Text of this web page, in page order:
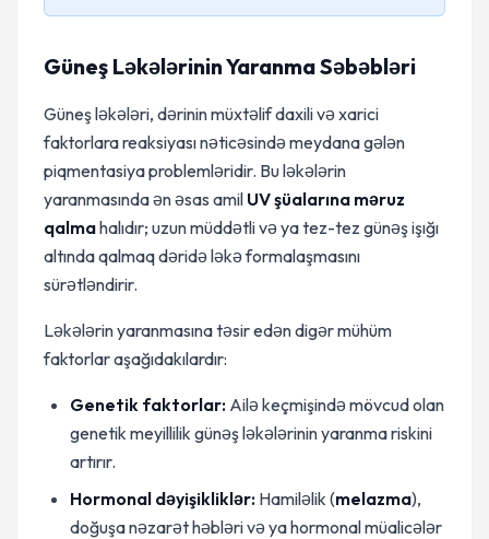
Güneş Ləkələrinin Yaranma Səbəbləri
Güneş ləkələri, dərinin müxtəlif daxili və xarici
faktorlara reaksiyası nəticəsində meydana gələn
piqmentasiya problemləridir. Bu ləkələrin
yaranmasında ən əsas amil UV şüalarına məruz
qalmahalıdır; uzun müddətli və ya tez-tez günəş işığı
altında qalmaq dəridə ləkə formalaşmasını
sürətləndirir.
Ləkələrin yaranmasına təsir edən digər mühüm
faktorlar aşağıdakılardır:
Genetik faktorlar: Ailə keçmişində mövcud olan
genetik meyillilik günəş ləkələrinin yaranma riskini
artırır.
Hormonal dəyişikliklər: Hamiləlik (melazma),
doğuşa nəzarət həbləri və ya hormonal müalicələr